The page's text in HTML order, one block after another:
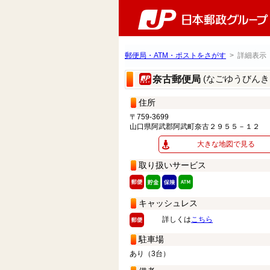
郵便局・ATM・ポストをさがす > 詳細表示
奈古郵便局 (なごゆうびん
住所
〒759-3699
山口県阿武郡阿武町奈古２９５５－１２
大きな地図で見る
取り扱いサービス
キャッシュレス
詳しくはこちら
駐車場
あり（3台）